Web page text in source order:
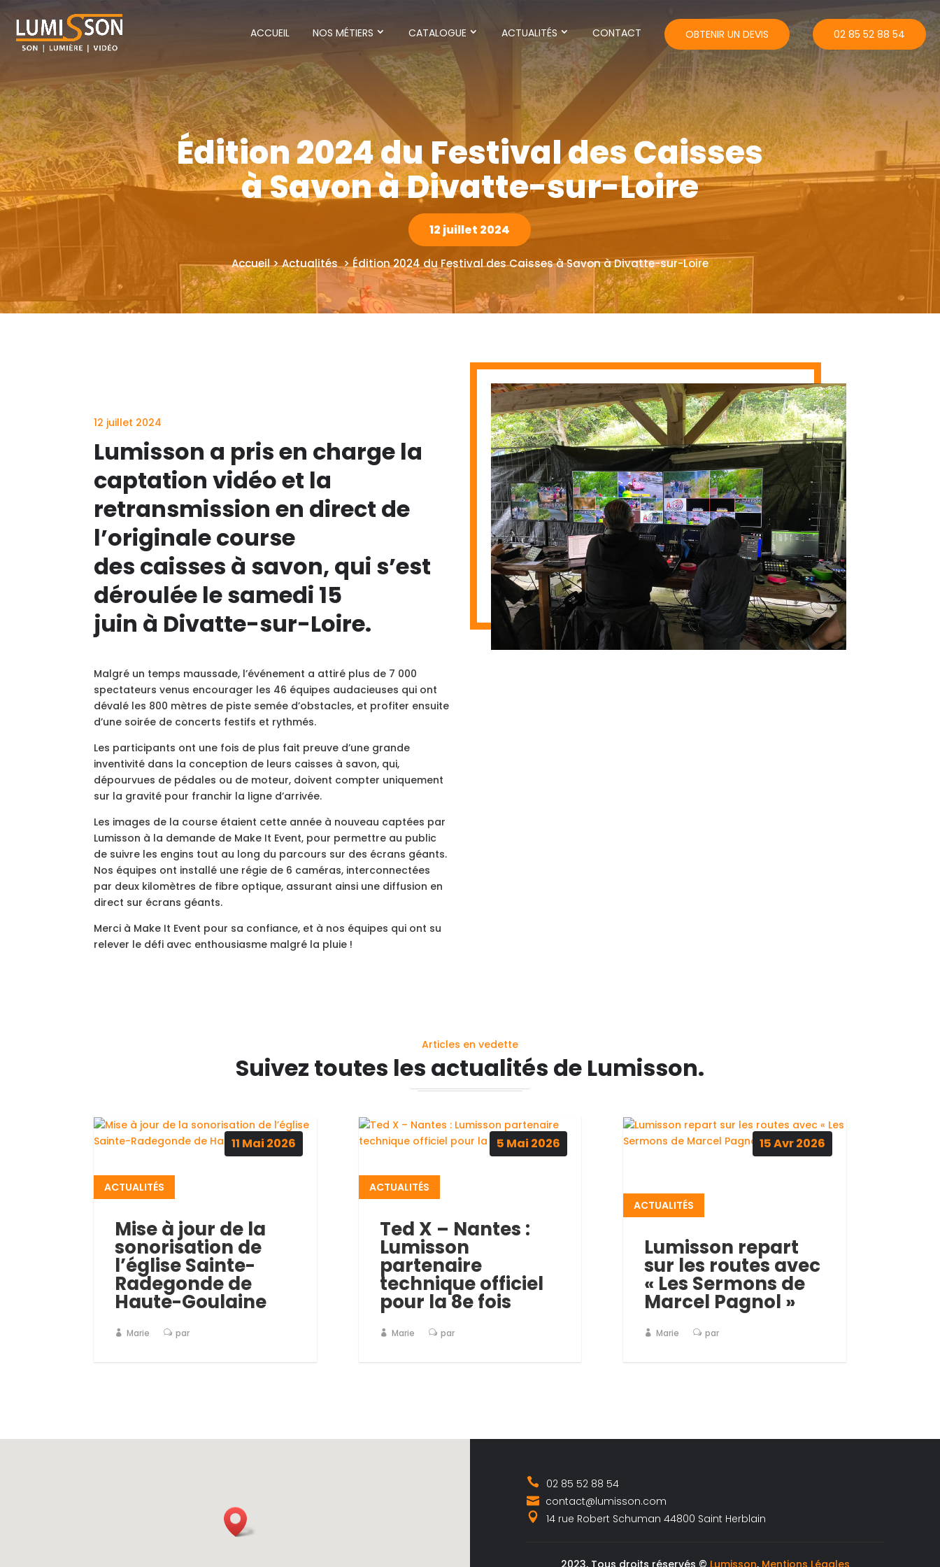
ACCUEIL NOS MÉTIERS CATALOGUE ACTUALITÉS CONTACT OBTENIR UN DEVIS 02 85 52 88 54
Édition 2024 du Festival des Caisses
à Savon à Divatte-sur-Loire
12 juillet 2024
Accueil > Actualités > Édition 2024 du Festival desCaissesàSavonàDivatte-sur-Loire
12 juillet 2024
Lumisson a pris en charge la
captation vidéo et la
retransmission en direct de
l’originale course
des caisses à savon, qui s’est
déroulée le samedi 15
juin à Divatte-sur-Loire.
Malgré un temps maussade, l’événement a attiré plus de 7 000
spectateurs venus encourager les 46 équipes audacieuses qui ont
dévalé les 800 mètres de piste semée d’obstacles, et profiter ensuite
d’une soirée de concerts festifs et rythmés.
Les participants ont une fois de plus fait preuve d’une grande
inventivité dans la conception de leurs caisses à savon, qui,
dépourvues de pédales ou de moteur, doivent compter uniquement
sur la gravité pour franchir la ligne d’arrivée.
Les images de la course étaient cette année à nouveau captées par
Lumisson à la demande de Make It Event, pour permettre au public
de suivre les engins tout au long du parcours sur des écrans géants.
Nos équipes ont installé une régie de 6 caméras, interconnectées
par deux kilomètres de fibre optique, assurant ainsi une diffusion en
direct sur écrans géants.
Merci à Make It Event pour sa confiance, et à nos équipes qui ont su
relever le défi avec enthousiasme malgré la pluie !
Articles en vedette
Suivez toutes les actualités de Lumisson.
Mise à jour de la
sonorisation de
l’église Sainte-
Radegonde de
Haute-Goulaine
ACTUALITÉS
Marie par
11 Mai 2026
Ted X – Nantes :
Lumisson
partenaire
technique officiel
pour la 8e fois
ACTUALITÉS
Marie par
5 Mai 2026
Lumisson repart
sur les routes avec
« Les Sermons de
Marcel Pagnol »
ACTUALITÉS
Marie par
15Avr2026
02 85 52 88 54
contact@lumisson.com
14 rue Robert Schuman 44800 Saint Herblain
2023, Tous droits réservés © Lumisson, Mentions Légales